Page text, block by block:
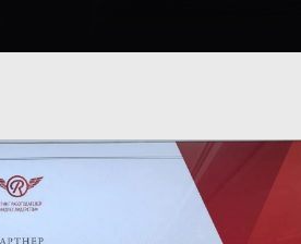
Скачать райдер